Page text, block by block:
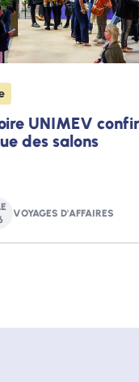
UNIMEV
des salons
VOYAGES D'AFFAIRES